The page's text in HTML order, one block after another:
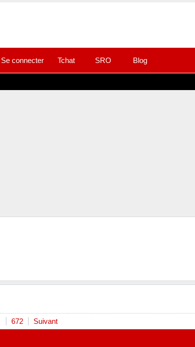
Se connecter Tchat SRO Blog
672 Suivant